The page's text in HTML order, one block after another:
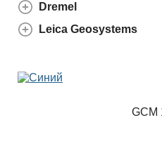
Dremel
Leica Geosystems
GCM